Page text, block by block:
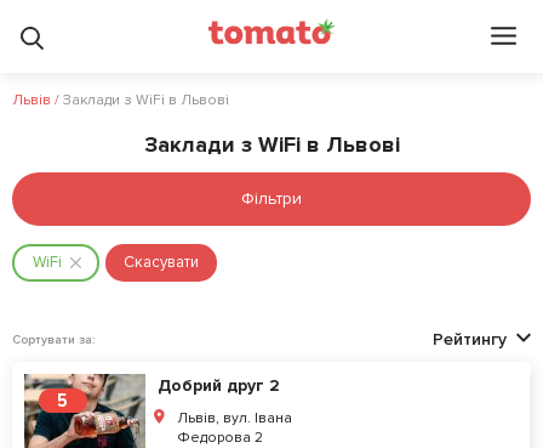
Львів / Заклади з WiFi в Львові
Заклади з WiFi в Львові
Фільтри
WiFi Скасувати
Сортувати за: Рейтингу
5
Добрий друг 2
Львів, вул. Івана
Федорова 2